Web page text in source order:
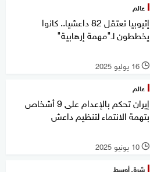
عالم
إثيوبيا تعتقل 82 داعشيا.. كانوا
يخططون لـ"مهمة إرهابية"
l 16 يوليو 2025
عالم
إيران تحكم بالإعدام على 9 أشخاص
بتهمة الانتماء لتنظيم داعش
l 10 يونيو 2025
شرق أوسط